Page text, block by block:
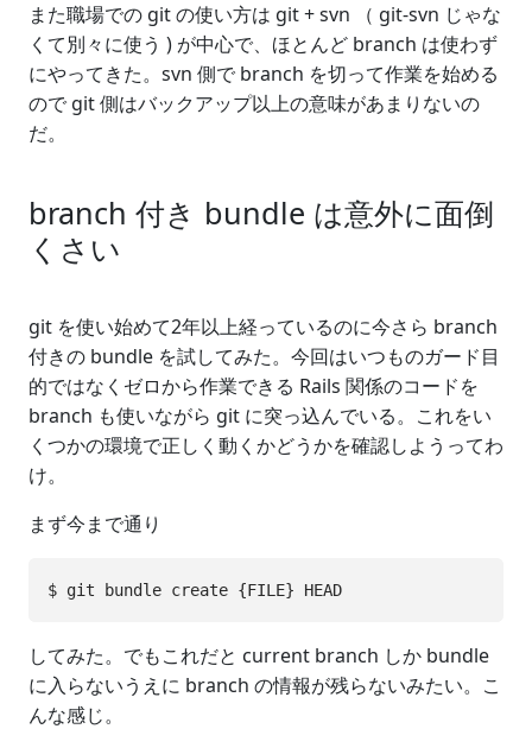
また職場での git の使い方は git + svn （ git-svn じゃな
くて別々に使う ) が中心で、ほとんど branch は使わず
にやってきた。svn 側で branch を切って作業を始める
ので git 側はバックアップ以上の意味があまりないの
だ。
branch 付き bundle は意外に面倒
くさい
git を使い始めて2年以上経っているのに今さら branch
付きの bundle を試してみた。今回はいつものガード目
的ではなくゼロから作業できる Rails 関係のコードを
branch も使いながら git に突っ込んでいる。これをい
くつかの環境で正しく動くかどうかを確認しようってわ
け。
まず今まで通り
してみた。でもこれだと current branch しか bundle
に入らないうえに branch の情報が残らないみたい。こ
んな感じ。